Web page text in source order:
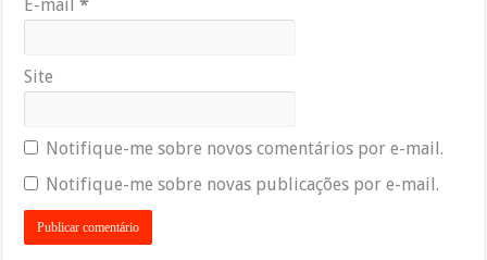
E-mail*
Site
Notifique-me sobre novos comentários por e-mail.
Notifique-me sobre novas publicações por e-mail.